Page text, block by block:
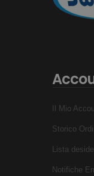
Il Mio
Storico
Lista
Notifiche